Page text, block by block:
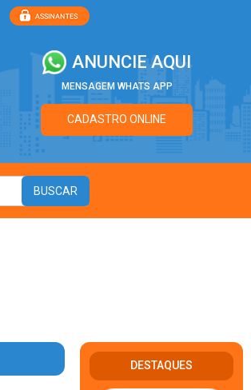
ANUNCIE AQUI
MENSAGEM WHATS APP
CADASTRO ONLINE
DESTAQUES